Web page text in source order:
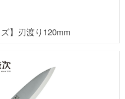
】刃渡り120mm